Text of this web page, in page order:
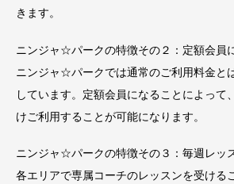
きます。
ニンジャ☆パークの特徴その２：定額会員
ニンジャ☆パークでは通常のご利用料金と
しています。定額会員になることによって
けご利用することが可能になります。
ニンジャ☆パークの特徴その３：毎週レッ
各エリアで専属コーチのレッスンを受ける